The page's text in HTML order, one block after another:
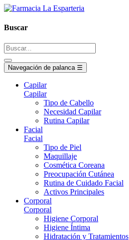
Buscar
Navegación de palanca ☰
Capilar
Capilar
Tipo de Cabello
Necesidad Capilar
Rutina Capilar
Facial
Facial
Tipo de Piel
Maquillaje
Cosmética Coreana
Preocupación Cutánea
Rutina de Cuidado Facial
Activos Principales
Corporal
Corporal
Higiene Corporal
Higiene Íntima
Hidratación y Tratamientos